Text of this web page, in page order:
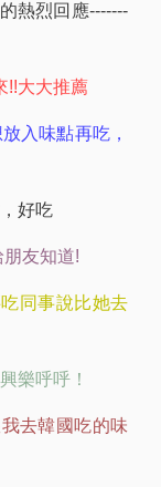
熱烈回應-------
!!大大推薦
入味點再吃，
好吃
友知道!
同事說比她去
樂呼呼！
去韓國吃的味